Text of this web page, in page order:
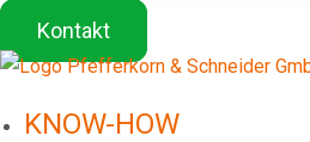
Kontakt
KNOW-HOW